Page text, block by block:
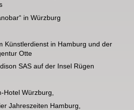
in Würzburg
Künstlerdienst in Hamburg und der
Otte
SAS auf der Insel Rügen
Würzburg,
Jahreszeiten Hamburg,